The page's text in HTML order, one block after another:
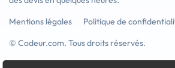
Mentions légales
Politique de
© Codeur.com. Tous droits réservés.